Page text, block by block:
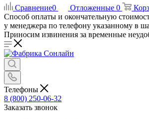
Сравнение0 Отложенные 0
Способ оплаты и окончательную
у менеджера по телефону указанному в
Приносим извинения за временные
Телефоны
8 (800) 250-06-32
Заказать звонок